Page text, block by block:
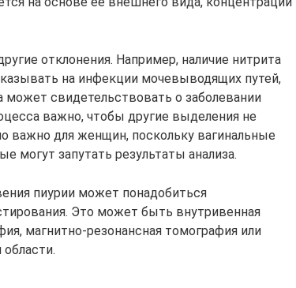
отклонения. Например, наличие нитрита
на инфекции мочевыводящих путей,
свидетельствовать о заболевании
важно, чтобы другие выделения не
важно для женщин, поскольку вагинальные
могут запутать результаты анализа.
пиурии может понадобиться
Это может быть внутривенная
магнитно-резонансная томография или